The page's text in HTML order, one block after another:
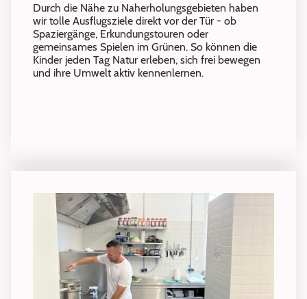
Durch die Nähe zu Naherholungsgebieten haben
wir tolle Ausflugsziele direkt vor der Tür - ob
Spaziergänge, Erkundungstouren oder
gemeinsames Spielen im Grünen. So können die
Kinder jeden Tag Natur erleben, sich frei bewegen
und ihre Umwelt aktiv kennenlernen.